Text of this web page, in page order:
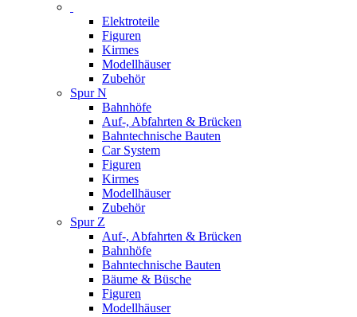
Elektroteile
Figuren
Kirmes
Modellhäuser
Zubehör
Spur N
Bahnhöfe
Auf-, Abfahrten & Brücken
Bahntechnische Bauten
Car System
Figuren
Kirmes
Modellhäuser
Zubehör
Spur Z
Auf-, Abfahrten & Brücken
Bahnhöfe
Bahntechnische Bauten
Bäume & Büsche
Figuren
Modellhäuser